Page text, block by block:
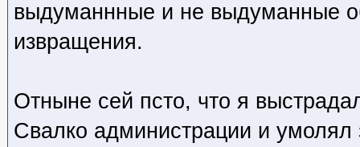
выдуманнные и не выдуманные
извращения.
Отныне сей псто, что я
Свалко администрации и умолял